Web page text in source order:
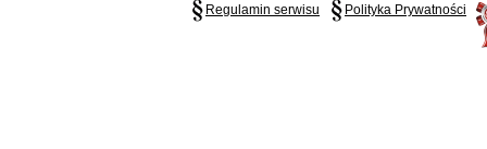
Regulamin serwisu
Polityka Prywatności